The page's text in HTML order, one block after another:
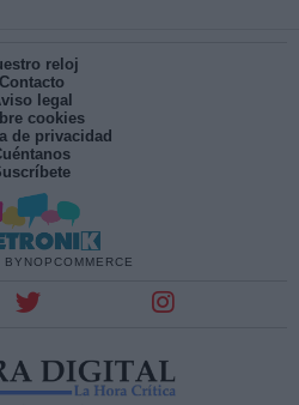
reloj
Contacto
legal
cookies
de privacidad
BY NOPCOMMERCE